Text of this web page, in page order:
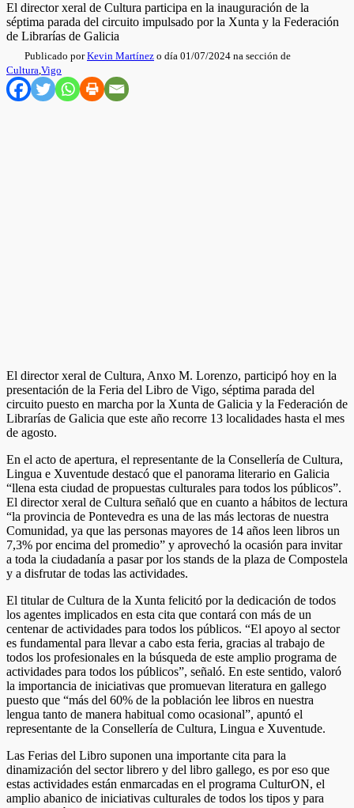
El director xeral de Cultura participa en la inauguración de la
séptima parada del circuito impulsado por la Xunta y la Federación
de Librarías de Galicia
Publicado porKevin Martínez o día 01/07/2024 na sección de
Cultura,Vigo
El director xeral de Cultura, Anxo M. Lorenzo, participó hoy en la
presentación de la Feria del Libro de Vigo, séptima parada del
circuito puesto en marcha por la Xunta de Galicia y la Federación de
Librarías de Galicia que este año recorre 13 localidades hasta el mes
de agosto.
En el acto de apertura, el representante de la Consellería de Cultura,
Lingua e Xuventude destacó que el panorama literario en Galicia
“llena esta ciudad de propuestas culturales para todos los públicos”.
El director xeral de Cultura señaló que en cuanto a hábitos de lectura
“la provincia de Pontevedra es una de las más lectoras de nuestra
Comunidad, ya que las personas mayores de 14 años leen libros un
7,3% por encima del promedio” y aprovechó la ocasión para invitar
a toda la ciudadanía a pasar por los stands de la plaza de Compostela
y a disfrutar de todas las actividades.
El titular de Cultura de la Xunta felicitó por la dedicación de todos
los agentes implicados en esta cita que contará con más de un
centenar de actividades para todos los públicos. “El apoyo al sector
es fundamental para llevar a cabo esta feria, gracias al trabajo de
todos los profesionales en la búsqueda de este amplio programa de
actividades para todos los públicos”, señaló. En este sentido, valoró
la importancia de iniciativas que promuevan literatura en gallego
puesto que “más del 60% de la población lee libros en nuestra
lengua tanto de manera habitual como ocasional”, apuntó el
representante de la Consellería de Cultura, Lingua e Xuventude.
Las Ferias del Libro suponen una importante cita para la
dinamización del sector librero y del libro gallego, es por eso que
estas actividades están enmarcadas en el programa CulturON, el
amplio abanico de iniciativas culturales de todos los tipos y para